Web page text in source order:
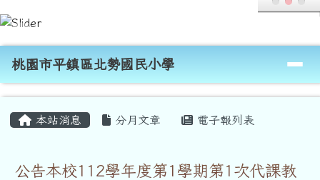
跳至主內容區
桃園市平鎮區北勢國民小學
導覽列
桃園市平鎮區北勢國民小學
本站消息 分月文章 電子報列表
公告本校112學年度第1學期第1次代課教